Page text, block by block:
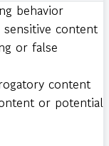
behavior
content
or false
content
or potential